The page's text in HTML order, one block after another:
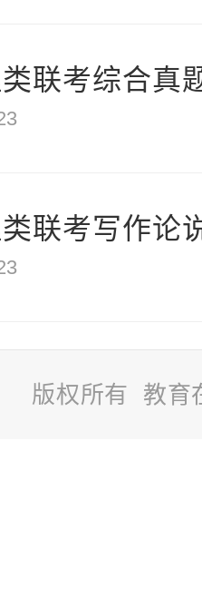
联考综合真
联考写作论
版权所有 教育